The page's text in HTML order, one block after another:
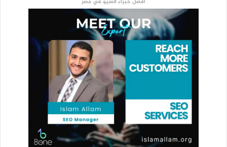
أفضل خبراء السيو في مصر